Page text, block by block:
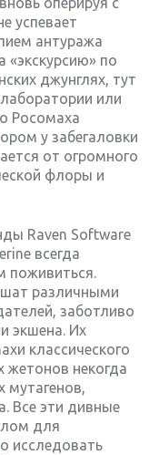
успевает
антуража
«экскурсию» по
джунглях, тут
или
Росомаха
у забегаловки
от огромного
флоры и
Raven Software
всегда
поживиться.
различными
заботливо
экшена. Их
классического
жетонов некогда
мутагенов,
Все эти дивные
для
исследовать